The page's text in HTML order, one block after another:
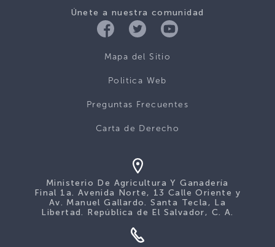
Únete a nuestra comunidad
Mapa del Sitio
Politica Web
Preguntas Frecuentes
Carta de Derecho
Ministerio De Agricultura Y Ganadería
Final 1a. Avenida Norte, 13 Calle Oriente y
Av. Manuel Gallardo. Santa Tecla, La
Libertad. República de El Salvador, C. A.